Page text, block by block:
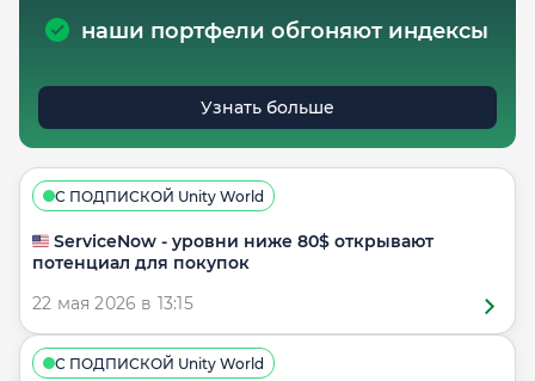
наши портфели обгоняют индексы
Узнать больше
С ПОДПИСКОЙ Unity World
🇺🇸 ServiceNow - уровни ниже 80$ открывают
потенциал для покупок
22 мая 2026 в 13:15
С ПОДПИСКОЙ Unity World